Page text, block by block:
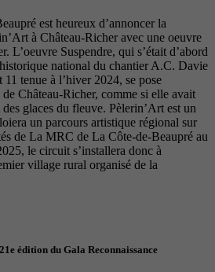
est heureux d’annoncer la
à Château-Richer avec une oeuvre
L’oeuvre Suspendre, qui s’était d’abord
national du chantier A.C. Davie
tenue à l’hiver 2024, se pose
Château-Richer, comme si elle avait
glaces du fleuve. Pèlerin’Art est un
un parcours artistique régional sur
de La MRC de La Côte-de-Beaupré au
le circuit s’installera donc à
village rural organisé de la
édition du Gala Reconnaissance